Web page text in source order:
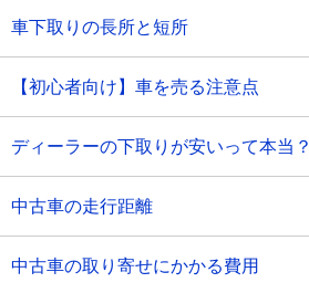
車下取りの長所と短所
【初心者向け】車を売る注意点
ディーラーの下取りが安いって本当？
中古車の走行距離
中古車の取り寄せにかかる費用